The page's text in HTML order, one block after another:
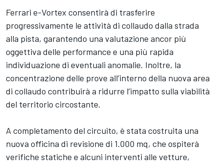
Ferrari e-Vortex consentirà di trasferire
progressivamente le attività di collaudo dalla strada
alla pista, garantendo una valutazione ancor più
oggettiva delle performance e una più rapida
individuazione di eventuali anomalie. Inoltre, la
concentrazione delle prove all’interno della nuova area
di collaudo contribuirà a ridurre l’impatto sulla viabilità
del territorio circostante.
A completamento del circuito, è stata costruita una
nuova officina di revisione di 1.000 mq, che ospiterà
verifiche statiche e alcuni interventi alle vetture,